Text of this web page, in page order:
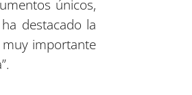
únicos,
destacado la
muy importante